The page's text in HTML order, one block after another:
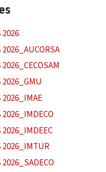
2026
2026_GMU
2026_IMAE
2026_IMDEEC
2026_IMTUR